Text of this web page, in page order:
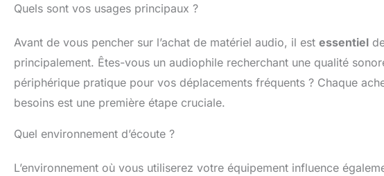
Quels sont vos usages principaux ?
Avant de vous pencher sur l’achat de matériel audio, il est essentiel
principalement. Êtes-vous un audiophile recherchant une qualité
périphérique pratique pour vos déplacements fréquents ? Chaque
besoins est une première étape cruciale.
Quel environnement d’écoute ?
L’environnement où vous utiliserez votre équipement influence